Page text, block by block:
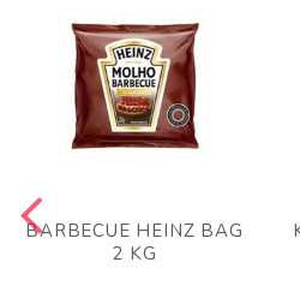
BARBECUE HEINZ BAG
2 KG